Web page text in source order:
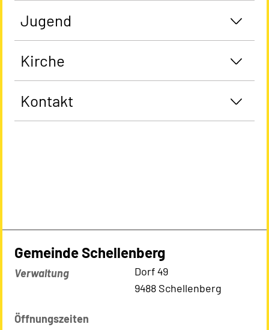
Jugend
Kirche
Kontakt
Gemeinde Schellenberg
Verwaltung
Dorf 49
9488 Schellenberg
Öffnungszeiten